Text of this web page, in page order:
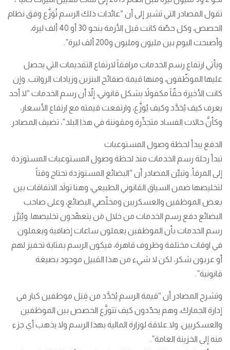
تقول المصادر التي تشير إلى أن “عائدات ذلك الرسم تُوَزَّع وفق نظام
الحصص، وكل حصّة كانت قبل الأزمة بنحو 30 أو 40 ألف ليرة،
وأصبحت اليوم بين مليون ومليون و200 ألف ليرة”.
ويأتي ارتفاع رسم الخدمات مرافقاً لارتفاع التقديمات التي يحصل
عليها الموظّفون، ومنها قيمة صفائح البنزين وزيادات الرواتب. وإن
كانت الأخيرة حقّاً مكفولاً بشكل قانوني، إلاّ أن رسم الخدمات “لا أحد
يعرف كيف يُحَدَّد وكيف يُوزَّع، وارتفعت قيمته مع ارتفاع الأسعار،
وكأنَّ حالات الفساد متجذِّرة ومقوننة في هذا البلد”، تضيف المصادر.
الدفع يبدأ لحظة وصول المستوعبات
تبدأ رحلة رسم الخدمات منذ لحظة وصول المستوعبات المستورَدة
إلى المرفأ. وتبيِّن المصادر أن “البضائع المستورَدة تحتاج وقتاً
لتخليصها ضمن السياق القانوني الطبيعي، وهنا تولَد الاتفاقات بين
بعض الموظفين والعسكريين ومخلّصي البضائع، وعلى صاحب
البضائع دفع رسم الخدمات من خلال مَن يتعهّدون تخليصها. ويُبَرَّر
رسم الخدمات بأن الموظفين يعملون ساعات إضافية ويعملون
في اوقات مختلفة وظروف قاهرة، فيكون الرسم بمثابة تحفيز لهم
أو عربون شكر، لكن لا شيء من هذا القبيل موجود بصيغة
قانونية”.
وتشرح المصادر أن “قيمة الرسم يُحَدَّد من قِبَل موظفين كبار في
إدارة الجمارك، وهم يحدّدون كيف تتوزَّع الحصص بين الموظفين
والعسكريين. ولا علاقة لوزارة المالية بهذا الرسم ولا يذهب أي جزء
منه إلى الخزينة العامة”.